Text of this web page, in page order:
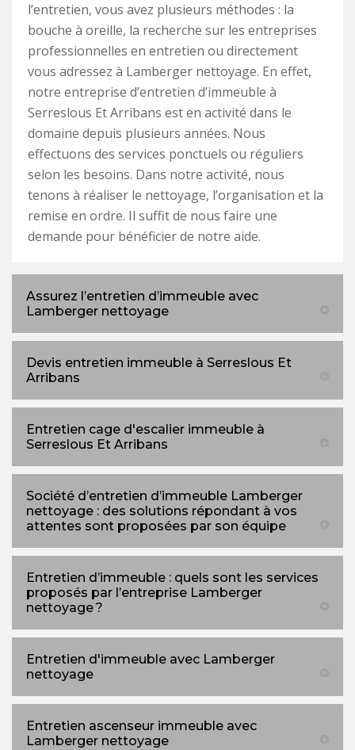
l’entretien, vous avez plusieurs méthodes : la
bouche à oreille, la recherche sur les entreprises
professionnelles en entretien ou directement
vous adressez à Lamberger nettoyage. En effet,
notre entreprise d’entretien d’immeuble à
Serreslous Et Arribans est en activité dans le
domaine depuis plusieurs années. Nous
effectuons des services ponctuels ou réguliers
selon les besoins. Dans notre activité, nous
tenons à réaliser le nettoyage, l’organisation et la
remise en ordre. Il suffit de nous faire une
demande pour bénéficier de notre aide.
Assurez l’entretien d’immeuble avec
Lamberger nettoyage
Devis entretien immeuble à Serreslous Et
Arribans
Entretien cage d'escalier immeuble à
Serreslous Et Arribans
Société d’entretien d’immeuble Lamberger
nettoyage : des solutions répondant à vos
attentes sont proposées par son équipe
Entretien d’immeuble : quels sont les services
proposés par l’entreprise Lamberger
nettoyage ?
Entretien d'immeuble avec Lamberger
nettoyage
Entretien ascenseur immeuble avec
Lamberger nettoyage